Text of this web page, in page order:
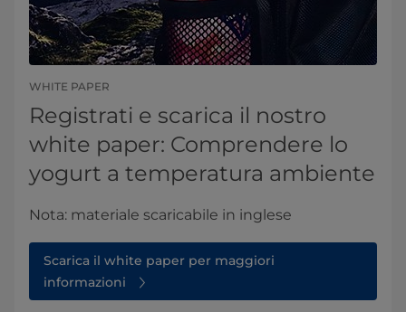
WHITE PAPER
Registrati e scarica il nostro
white paper: Comprendere lo
yogurt a temperatura ambiente
Nota: materiale scaricabile in inglese
Scarica il white paper per maggiori
informazioni